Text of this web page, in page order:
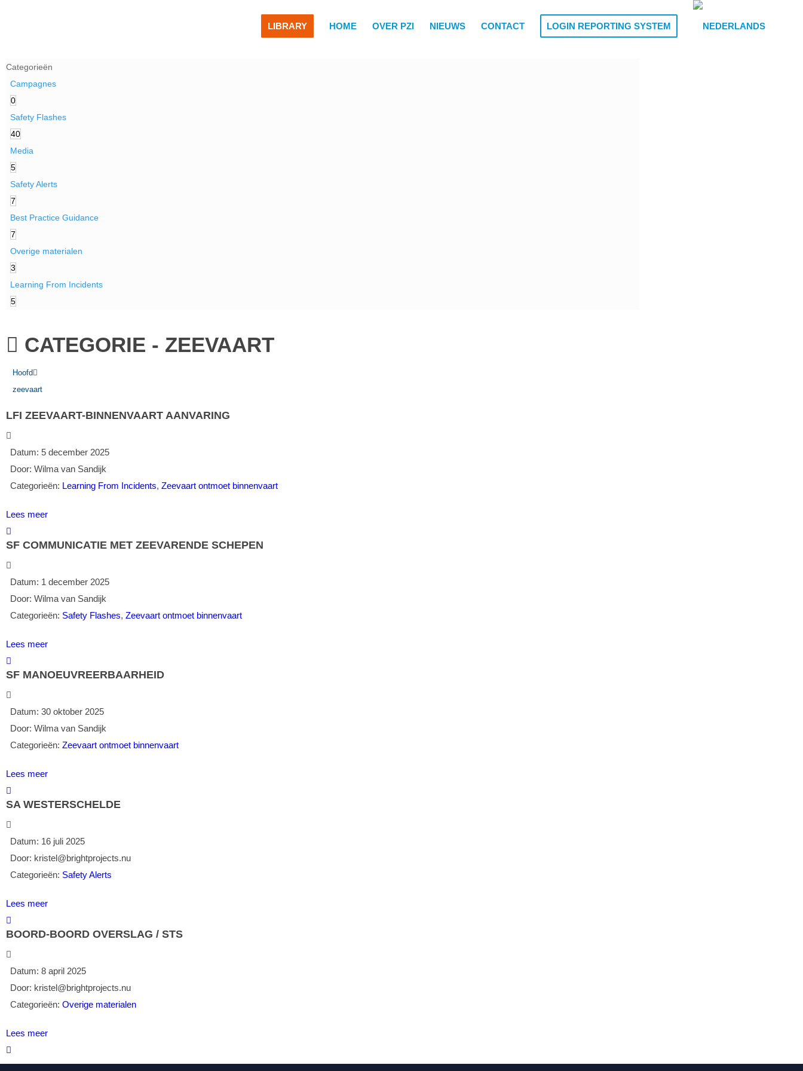
LIBRARY HOME OVER PZI NIEUWS CONTACT LOGIN REPORTING SYSTEM
Categorieën
Campagnes
0
Safety Flashes
40
Media
5
Safety Alerts
7
Best Practice Guidance
7
Overige materialen
3
Learning From Incidents
5
CATEGORIE - ZEEVAART
Hoofd
zeevaart
LFI ZEEVAART-BINNENVAART AANVARING
Datum: 5 december 2025
Door: Wilma van Sandijk
Categorieën: Learning From Incidents, Zeevaart ontmoet binnenvaart
Lees meer
SF COMMUNICATIE MET ZEEVARENDE SCHEPEN
Datum: 1 december 2025
Door: Wilma van Sandijk
Categorieën: Safety Flashes, Zeevaart ontmoet binnenvaart
Lees meer
SF MANOEUVREERBAARHEID
Datum: 30 oktober 2025
Door: Wilma van Sandijk
Categorieën: Zeevaart ontmoet binnenvaart
Lees meer
SA WESTERSCHELDE
Datum: 16 juli 2025
Door: kristel@brightprojects.nu
Categorieën: Safety Alerts
Lees meer
BOORD-BOORD OVERSLAG / STS
Datum: 8 april 2025
Door: kristel@brightprojects.nu
Categorieën: Overige materialen
Lees meer